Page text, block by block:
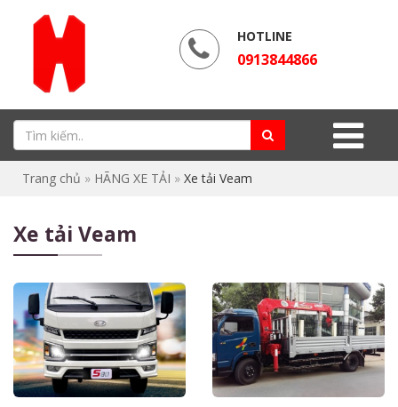
HOTLINE
0913844866
Trang chủ » HÃNG XE TẢI » Xe tải Veam
Xe tải Veam